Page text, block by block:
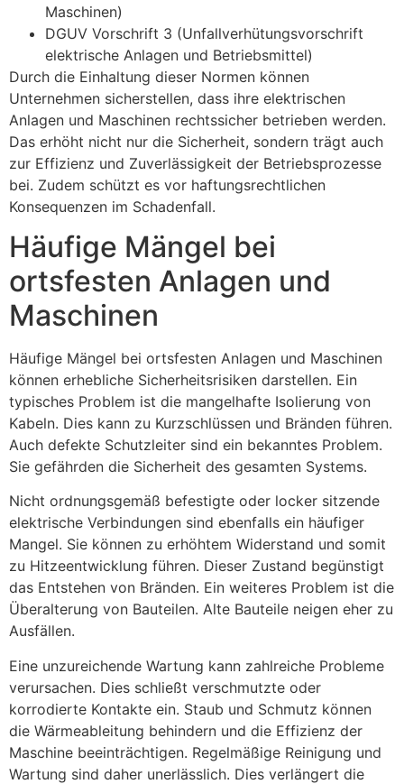
Maschinen)
DGUV Vorschrift 3 (Unfallverhütungsvorschrift
elektrische Anlagen und Betriebsmittel)
Durch die Einhaltung dieser Normen können
Unternehmen sicherstellen, dass ihre elektrischen
Anlagen und Maschinen rechtssicher betrieben werden.
Das erhöht nicht nur die Sicherheit, sondern trägt auch
zur Effizienz und Zuverlässigkeit der Betriebsprozesse
bei. Zudem schützt es vor haftungsrechtlichen
Konsequenzen im Schadenfall.
Häufige Mängel bei
ortsfesten Anlagen und
Maschinen
Häufige Mängel bei ortsfesten Anlagen und Maschinen
können erhebliche Sicherheitsrisiken darstellen. Ein
typisches Problem ist die mangelhafte Isolierung von
Kabeln. Dies kann zu Kurzschlüssen und Bränden führen.
Auch defekte Schutzleiter sind ein bekanntes Problem.
Sie gefährden die Sicherheit des gesamten Systems.
Nicht ordnungsgemäß befestigte oder locker sitzende
elektrische Verbindungen sind ebenfalls ein häufiger
Mangel. Sie können zu erhöhtem Widerstand und somit
zu Hitzeentwicklung führen. Dieser Zustand begünstigt
das Entstehen von Bränden. Ein weiteres Problem ist die
Überalterung von Bauteilen. Alte Bauteile neigen eher zu
Ausfällen.
Eine unzureichende Wartung kann zahlreiche Probleme
verursachen. Dies schließt verschmutzte oder
korrodierte Kontakte ein. Staub und Schmutz können
die Wärmeableitung behindern und die Effizienz der
Maschine beeinträchtigen. Regelmäßige Reinigung und
Wartung sind daher unerlässlich. Dies verlängert die